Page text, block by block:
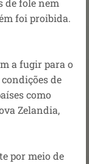
de fole nem
foi proibida.
a fugir para o
de
como
Zelandia,
por meio de